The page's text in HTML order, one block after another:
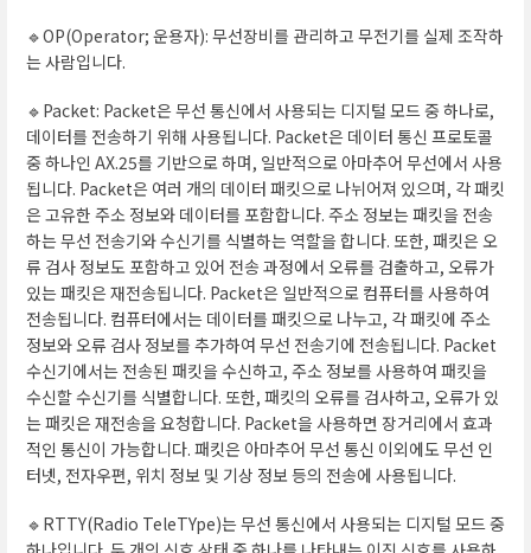
🔹OP(Operator; 운용자): 무선장비를 관리하고 무전기를 실제 조작하
는 사람입니다.
🔹Packet: Packet은 무선 통신에서 사용되는 디지털 모드 중 하나로,
데이터를 전송하기 위해 사용됩니다. Packet은 데이터 통신 프로토콜
중 하나인 AX.25를 기반으로 하며, 일반적으로 아마추어 무선에서 사용
됩니다. Packet은 여러 개의 데이터 패킷으로 나뉘어져 있으며, 각 패킷
은 고유한 주소 정보와 데이터를 포함합니다. 주소 정보는 패킷을 전송
하는 무선 전송기와 수신기를 식별하는 역할을 합니다. 또한, 패킷은 오
류 검사 정보도 포함하고 있어 전송 과정에서 오류를 검출하고, 오류가
있는 패킷은 재전송됩니다. Packet은 일반적으로 컴퓨터를 사용하여
전송됩니다. 컴퓨터에서는 데이터를 패킷으로 나누고, 각 패킷에 주소
정보와 오류 검사 정보를 추가하여 무선 전송기에 전송됩니다. Packet
수신기에서는 전송된 패킷을 수신하고, 주소 정보를 사용하여 패킷을
수신할 수신기를 식별합니다. 또한, 패킷의 오류를 검사하고, 오류가 있
는 패킷은 재전송을 요청합니다. Packet을 사용하면 장거리에서 효과
적인 통신이 가능합니다. 패킷은 아마추어 무선 통신 이외에도 무선 인
터넷, 전자우편, 위치 정보 및 기상 정보 등의 전송에 사용됩니다.
🔹RTTY(Radio TeleTYpe)는 무선 통신에서 사용되는 디지털 모드 중